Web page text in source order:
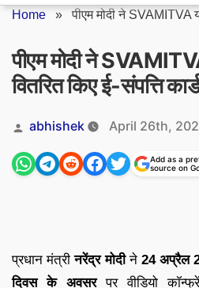
Home »पीएम मोदी ने SVAMITVA
पीएम मोदी ने
वितरित किए ई-संपत्ति
Posted
by
abhishek April 26th,
Add as a
source on
प्रधान मंत्रीनरेंद्र मोदीने 24 अप्रैल
दिवस के अवसरपर वीडियो